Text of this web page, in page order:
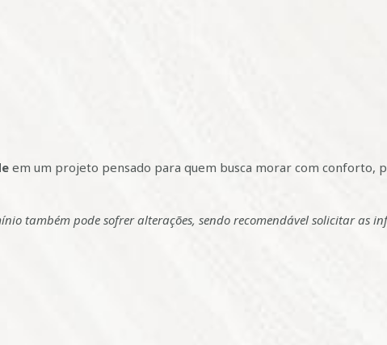
em um projeto pensado para quem busca morar com conforto,
também pode sofrer alterações, sendo recomendável solicitar as